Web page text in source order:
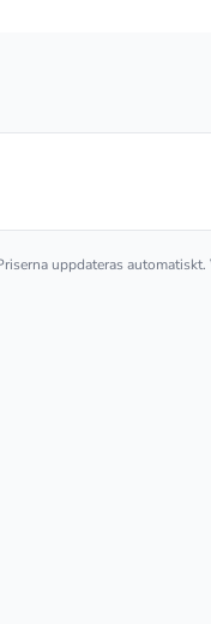
uppdateras